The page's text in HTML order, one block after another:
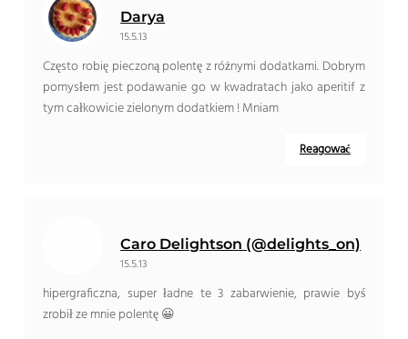
Darya
15.5.13
Często robię pieczoną polentę z różnymi dodatkami. Dobrym
pomysłem jest podawanie go w kwadratach jako aperitif z
tym całkowicie zielonym dodatkiem ! Mniam
Reagować
Caro Delightson (@delights_on)
15.5.13
hipergraficzna, super ładne te 3 zabarwienie, prawie byś
zrobił ze mnie polentę 😀